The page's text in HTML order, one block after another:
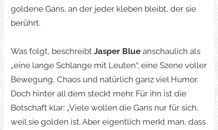
goldene Gans, an der jeder kleben bleibt, der sie
berührt.
Was folgt, beschreibt Jasper Blueanschaulich als
„eine lange Schlange mit Leuten“, eine Szene voller
Bewegung, Chaos und natürlich ganz viel Humor.
Doch hinter all dem steckt mehr. Für ihn ist die
Botschaft klar: „Viele wollen die Gans nur für sich,
weil sie golden ist. Aber eigentlich merkt man, dass